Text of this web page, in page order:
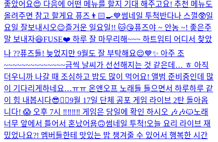
좋았어요😍 다음에 어떤 메뉴를 할지 기대 해주고요! 추천 메뉴도
올려주면 참고 할게요 퓨즈👨🏻‍🍳💙썸네일 투척반다나 스껄🥸일
요일 잘보내시오😉즐거운 일요일!! 🐱😘퓨즈야 ~ 안농 ~! 좋은주
말 보내자😆FUSE❤️ 하루 잘 마무리해~~~ 하트임티 어디서 찾았
나 ??퓨즈들! 늦었지만 9월도 잘 부탁해요😌💙✨ 아주 조
~~~~~~~~~~~~~~금씩 날씨가 선선해지는 것 같은데… ㅎ 아직
더우니까 나갈 때 조심하고 밥도 많이 먹어요! 앨범 준비중인데 많
이 기다리게하네요…ㅠㅠ 온앤오프 노래들 들으면서 하루하루 같
이 힘 내봅시다😎❤️‍🔥9월 17일 단체 공포 게임 라이브 2탄 돌아옵
니다! 😱 오후 7시 ‼️‼️‼️‼️ 게임은 당일에 확인 하시오 🎶🎶🐱노래
너무 앞에서 틀어서 혼났어욤🙃썸네일 투척!오늘 요리 라이브 재
밌었나요?! 멤버들한테 맛있는 밥 챙겨줄 수 있어서 행복한 시간